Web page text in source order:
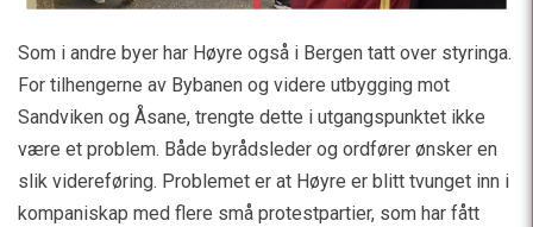
Som i andre byer har Høyre også i Bergen tatt over styringa.
For tilhengerne av Bybanen og videre utbygging mot
Sandviken og Åsane, trengte dette i utgangspunktet ikke
være et problem. Både byrådsleder og ordfører ønsker en
slik videreføring. Problemet er at Høyre er blitt tvunget inn i
kompaniskap med flere små protestpartier, som har fått